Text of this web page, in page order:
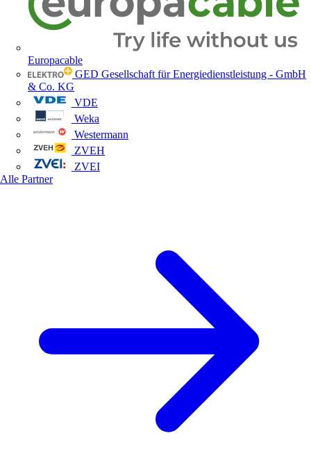
Europacable
GED Gesellschaft für Energiedienstleistung - GmbH
& Co. KG
VDE
Weka
Westermann
ZVEH
ZVEI
Alle Partner